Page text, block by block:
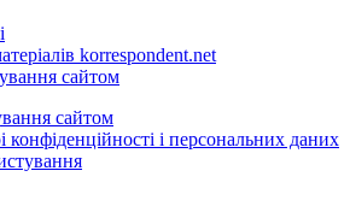
korrespondent.net
сайтом
сайтом
конфіденційності і персональних даних